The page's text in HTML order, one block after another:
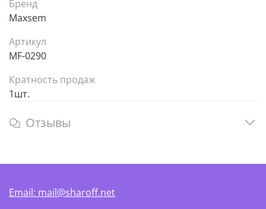
Бренд
Maxsem
Артикул
MF-0290
Кратность продаж
1шт.
Отзывы
Email: mail@sharoff.net